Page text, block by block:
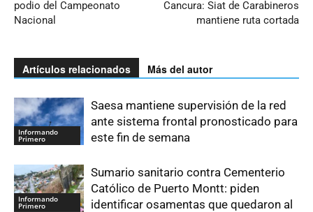
podio del Campeonato
Nacional
Cancura: Siat de Carabineros
mantiene ruta cortada
Artículos relacionados Más del autor
Informando
Primero
Saesa mantiene supervisión de la red
ante sistema frontal pronosticado para
este fin de semana
Informando
Primero
Sumario sanitario contra Cementerio
Católico de Puerto Montt: piden
identificar osamentas que quedaron al